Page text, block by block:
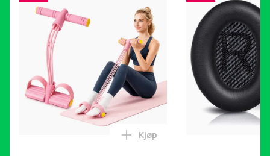
Legg Magetrener, 6-rørs
Kjøp